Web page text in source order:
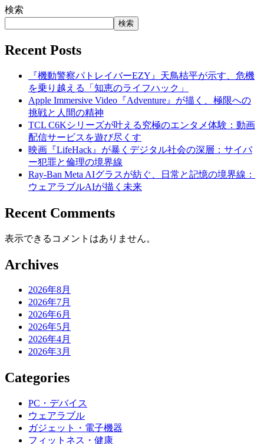
検索
検索
Recent Posts
『機動警察パトレイバーEZY』天鳥桔平が示す、危機
を乗り越える「知恵のライフハック」
Apple Immersive Video『Adventure』が描く、極限への
挑戦と人間の精神
TCL C6Kシリーズが叶える究極のエンタメ体験：動画
配信サービスを遊び尽くす
映画『LifeHack』が暴くデジタル社会の深層：サイバ
ー犯罪と倫理の境界線
Ray-Ban Meta AIグラスが紡ぐ、日常と記憶の境界線：
ウェアラブルAIが描く未来
Recent Comments
表示できるコメントはありません。
Archives
2026年8月
2026年7月
2026年6月
2026年5月
2026年4月
2026年3月
Categories
PC・デバイス
ウェアラブル
ガジェット・電子機器
フィットネス・健康